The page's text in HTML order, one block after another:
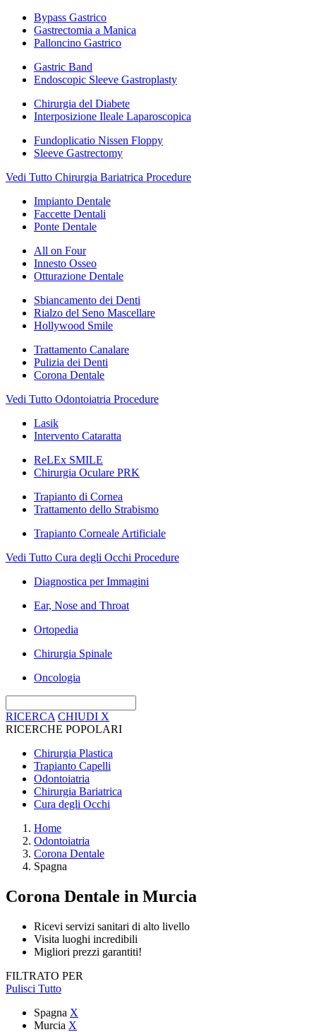
Bypass Gastrico
Gastrectomia a Manica
Palloncino Gastrico
Gastric Band
Endoscopic Sleeve Gastroplasty
Chirurgia del Diabete
Interposizione Ileale Laparoscopica
Fundoplicatio Nissen Floppy
Sleeve Gastrectomy
Vedi Tutto Chirurgia Bariatrica Procedure
Impianto Dentale
Faccette Dentali
Ponte Dentale
All on Four
Innesto Osseo
Otturazione Dentale
Sbiancamento dei Denti
Rialzo del Seno Mascellare
Hollywood Smile
Trattamento Canalare
Pulizia dei Denti
Corona Dentale
Vedi Tutto Odontoiatria Procedure
Lasik
Intervento Cataratta
ReLEx SMILE
Chirurgia Oculare PRK
Trapianto di Cornea
Trattamento dello Strabismo
Trapianto Corneale Artificiale
Vedi Tutto Cura degli Occhi Procedure
Diagnostica per Immagini
Ear, Nose and Throat
Ortopedia
Chirurgia Spinale
Oncologia
RICERCA CHIUDI X
RICERCHE POPOLARI
Chirurgia Plastica
Trapianto Capelli
Odontoiatria
Chirurgia Bariatrica
Cura degli Occhi
Home
Odontoiatria
Corona Dentale
Spagna
Corona Dentale in Murcia
Ricevi servizi sanitari di alto livello
Visita luoghi incredibili
Migliori prezzi garantiti!
FILTRATO PER
Pulisci Tutto
Spagna X
Murcia X